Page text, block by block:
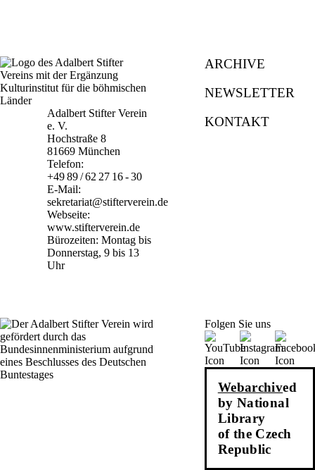
Adalbert Stifter Verein
e. V.
Hochstraße 8
81669 München
Telefon:
+49 89 / 62 27 16 - 30
E-Mail:
sekretariat@stifterverein.de
Webseite:
www.stifterverein.de
Bürozeiten: Montag bis
Donnerstag, 9 bis 13
Uhr
ARCHIVE
NEWSLETTER
KONTAKT
Folgen Sie uns
Webarchived
by National
Library
of the Czech
Republic